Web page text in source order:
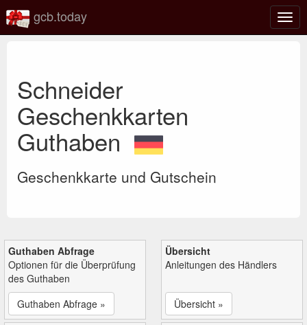
gcb.today
Schneider
Geschenkkarten
Guthaben
Geschenkkarte und Gutschein
Guthaben Abfrage
Optionen für die Überprüfung
des Guthaben
Guthaben Abfrage »
Übersicht
Anleitungen des Händlers
Übersicht »